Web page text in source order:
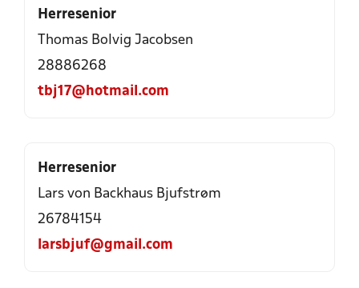
Herresenior
Thomas Bolvig Jacobsen
28886268
tbj17@hotmail.com
Herresenior
Lars von Backhaus Bjufstrøm
26784154
larsbjuf@gmail.com